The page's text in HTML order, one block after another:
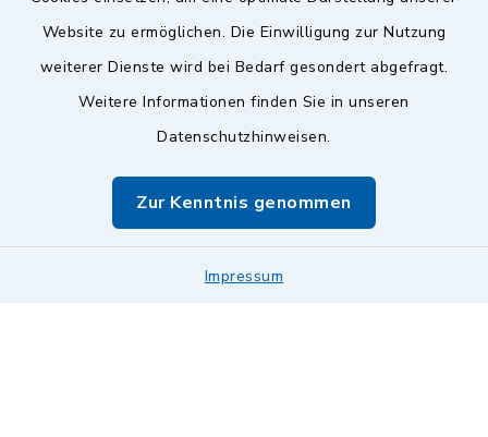
Website zu ermöglichen. Die Einwilligung zur Nutzung
weiterer Dienste wird bei Bedarf gesondert abgefragt.
Weitere Informationen finden Sie in unseren
Datenschutzhinweisen.
Zur Kenntnis genommen
Impressum
Datenschutz
Sitemap
Leitweg-ID & Rechnungsadressen